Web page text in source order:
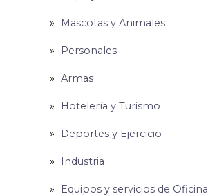
Mascotas y Animales
Personales
Armas
Hotelería y Turismo
Deportes y Ejercicio
Industria
Equipos y servicios de Oficina